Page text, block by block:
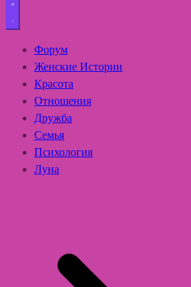
Форум
Женские Истории
Красота
Отношения
Дружба
Семья
Психология
Луна